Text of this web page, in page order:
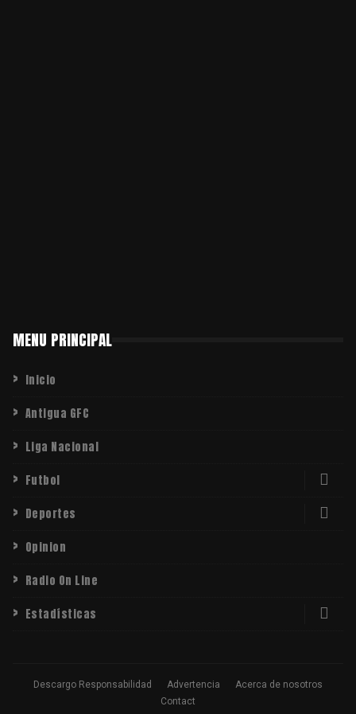
MENU PRINCIPAL
Inicio
Antigua GFC
Liga Nacional
Futbol
Deportes
Opinion
Radio On Line
Estadísticas
Descargo Responsabilidad Advertencia
Acerca de nosotros
Contact